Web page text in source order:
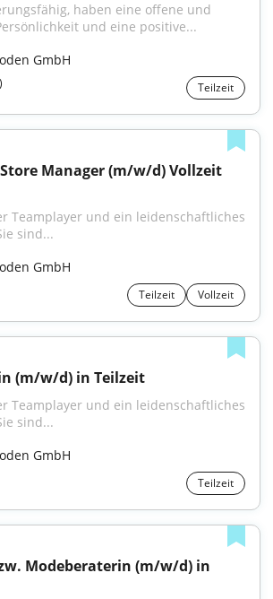
haben eine offene und
und eine positive...
GmbH
Teilzeit
Manager (m/w/d) Vollzeit
Teamplayer und ein leidenschaftliches
sind...
GmbH
Teilzeit Vollzeit
(m/w/d) in Teilzeit
Teamplayer und ein leidenschaftliches
sind...
GmbH
Teilzeit
Modeberaterin (m/w/d) in